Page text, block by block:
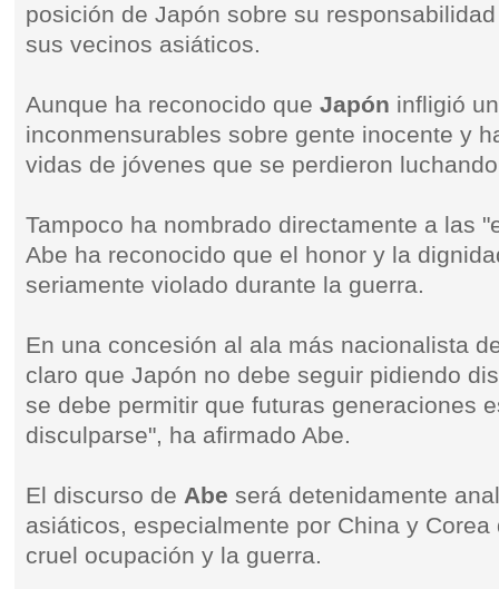
posición de Japón sobre su
sus vecinos asiáticos.
Aunque ha reconocido que Japón infligió
inconmensurables sobre gente inocente y
vidas de jóvenes que se perdieron
Tampoco ha nombrado directamente a las
Abe ha reconocido que el honor y la
seriamente violado durante la guerra.
En una concesión al ala más nacionalista
claro que Japón no debe seguir pidiendo
se debe permitir que futuras generaciones
disculparse", ha afirmado Abe.
El discurso deAbe será detenidamente
asiáticos, especialmente por China y
cruel ocupación y la guerra.